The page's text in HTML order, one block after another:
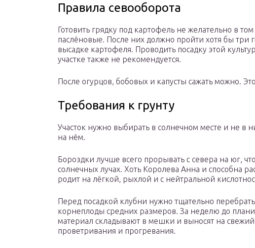
Правила севооборота
Готовить грядку под картофель не желательно в
паслёновые. После них должно пройти хотя бы три
высадке картофеля. Проводить посадку этой
участке также не рекомендуется.
После огурцов, бобовых и капусты сажать можно.
Требования к грунту
Участок нужно выбирать в солнечном месте и не в
на нём.
Бороздки лучше всего прорывать с севера на юг,
солнечных лучах. Хоть Королева Анна и способна
родит на лёгкой, рыхлой и с нейтральной
Перед посадкой клубни нужно тщательно
корнеплоды средних размеров. За неделю до
материал складывают в мешки и выносят на свежий
проветривания и прогревания.